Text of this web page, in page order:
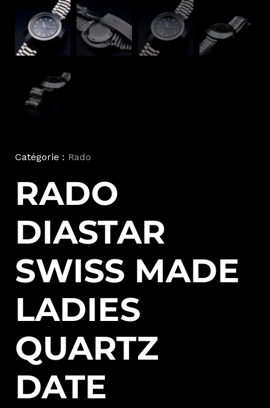
Catégorie : Rado
RADO
DIASTAR
SWISS MADE
LADIES
QUARTZ
DATE